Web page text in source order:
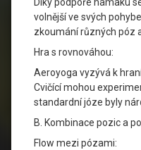
volnější ve svých
zkoumání různých póz
Hra s rovnováhou:
Aeroyoga vyzývá k
Cvičící mohou
standardní józe byly
B. Kombinace pozic a
Flow mezi pózami: